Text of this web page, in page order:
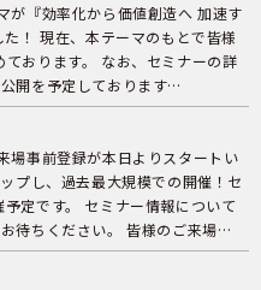
が『効率化から価値創造へ 加速す
！ 現在、本テーマのもとで皆様
おります。 なお、セミナーの詳
開を予定しております…
場事前登録が本日よりスタートい
プし、過去最大規模での開催！セ
定です。 セミナー情報について
待ちください。 皆様のご来場…